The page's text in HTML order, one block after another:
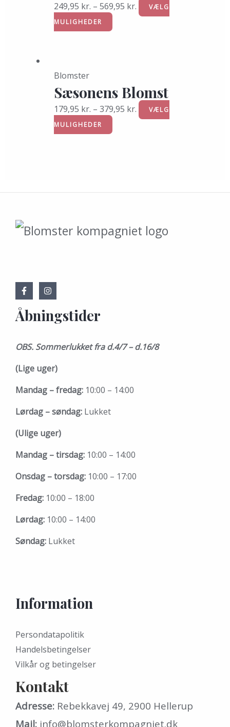
249,95 kr. – 569,95 kr.
VÆLG
MULIGHEDER
Blomster
Sæsonens Blomst
179,95 kr. – 379,95 kr.
VÆLG
MULIGHEDER
Åbningstider
OBS. Sommerlukket fra d.4/7 – d.16/8
(Lige uger)
Mandag – fredag: 10:00 – 14:00
Lørdag – søndag: Lukket
(Ulige uger)
Mandag – tirsdag: 10:00 – 14:00
Onsdag – torsdag: 10:00 – 17:00
Fredag: 10:00 – 18:00
Lørdag: 10:00 – 14:00
Søndag: Lukket
Information
Persondatapolitik
Handelsbetingelser
Vilkår og betingelser
Kontakt
Adresse: Rebekkavej 49, 2900 Hellerup
Mail: info@blomsterkompagniet.dk